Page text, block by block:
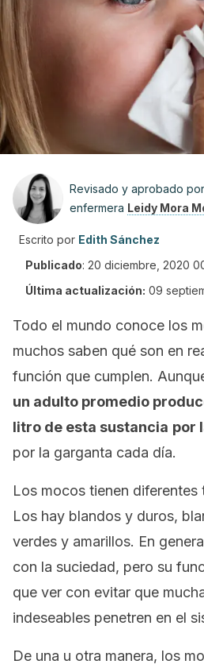
Revisado y aprobado
enfermera Leidy Mora
Escrito por Edith Sánchez
Publicado: 20 diciembre, 2020
Última actualización: 09
Todo el mundo conoce los
muchos saben qué son en
función que cumplen.
un adulto promedio
litro de esta sustancia por
por la garganta cada día.
Los mocos tienen diferentes
Los hay blandos y duros,
verdes y amarillos. En
con la suciedad, pero su
que ver con evitar que
indeseables penetren en el
De una u otra manera, los